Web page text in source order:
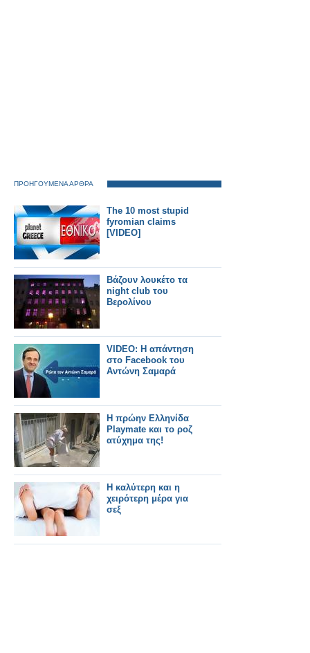
ΠΡΟΗΓΟΥΜΕΝΑ ΑΡΘΡΑ
The 10 most stupid
fyromian claims
[VIDEO]
Βάζουν λουκέτο τα
night club του
Βερολίνου
VIDEO: Η απάντηση
στο Facebook του
Αντώνη Σαμαρά
Η πρώην Ελληνίδα
Playmate και το ροζ
ατύχημα της!
H καλύτερη και η
χειρότερη μέρα για
σεξ